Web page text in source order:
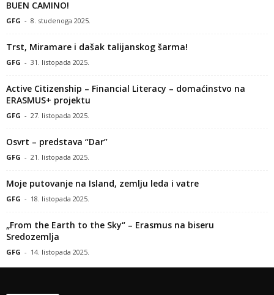
BUEN CAMINO!
GFG - 8. studenoga 2025.
Trst, Miramare i dašak talijanskog šarma!
GFG - 31. listopada 2025.
Active Citizenship – Financial Literacy – domaćinstvo na
ERASMUS+ projektu
GFG - 27. listopada 2025.
Osvrt – predstava “Dar”
GFG - 21. listopada 2025.
Moje putovanje na Island, zemlju leda i vatre
GFG - 18. listopada 2025.
„From the Earth to the Sky“ – Erasmus na biseru
Sredozemlja
GFG - 14. listopada 2025.